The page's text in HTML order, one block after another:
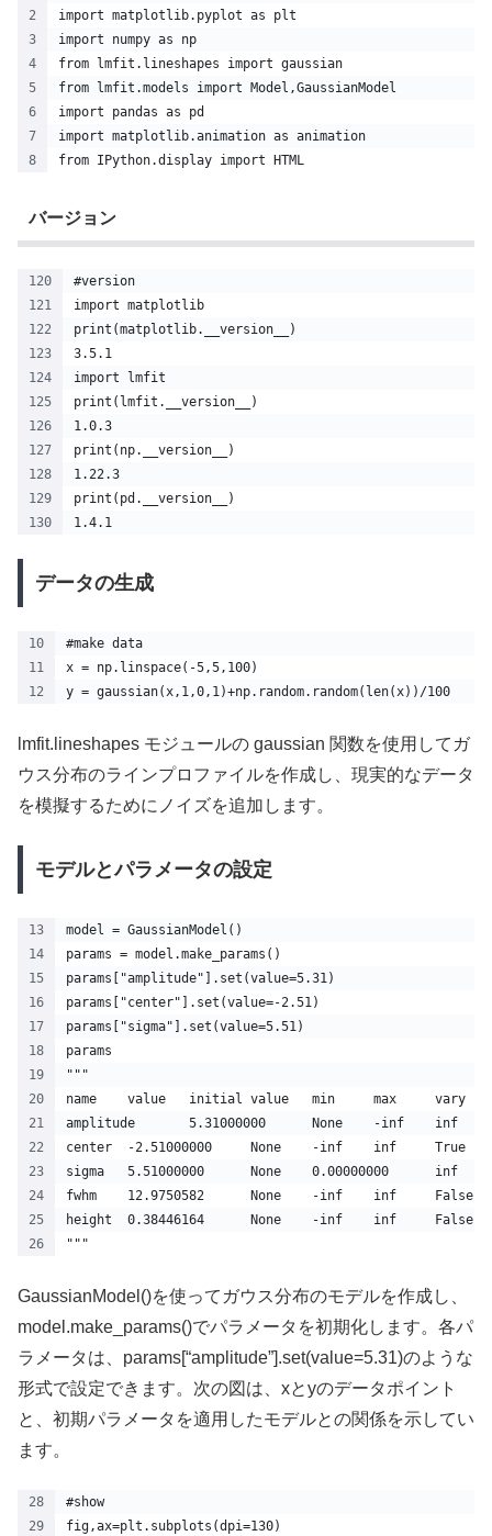
import matplotlib.pyplot as plt
import numpy as np
from lmfit.lineshapes import gaussian
from lmfit.models import Model,GaussianModel
import pandas as pd
import matplotlib.animation as animation
from IPython.display import HTML
バージョン
#version
import matplotlib
print(matplotlib.__version__)
3.5.1
import lmfit
print(lmfit.__version__)
1.0.3
print(np.__version__)
1.22.3
print(pd.__version__)
1.4.1
データの生成
#make data
x = np.linspace(-5,5,100)
y = gaussian(x,1,0,1)+np.random.random(len(x))/100
lmfit.lineshapes モジュールの gaussian 関数を使用してガ
ウス分布のラインプロファイルを作成し、現実的なデータ
を模擬するためにノイズを追加します。
モデルとパラメータの設定
model = GaussianModel()
params = model.make_params()
params["amplitude"].set(value=5.31)
params["center"].set(value=-2.51)
params["sigma"].set(value=5.51)
params
"""
"""
GaussianModel()を使ってガウス分布のモデルを作成し、
model.make_params()でパラメータを初期化します。各パ
ラメータは、params[“amplitude”].set(value=5.31)のような
形式で設定できます。次の図は、xとyのデータポイント
と、初期パラメータを適用したモデルとの関係を示してい
ます。
#show
fig,ax=plt.subplots(dpi=130)